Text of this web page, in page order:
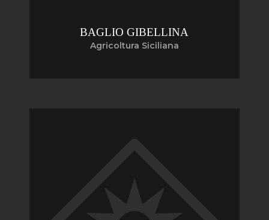
BAGLIO GIBELLINA
Agricoltura Siciliana